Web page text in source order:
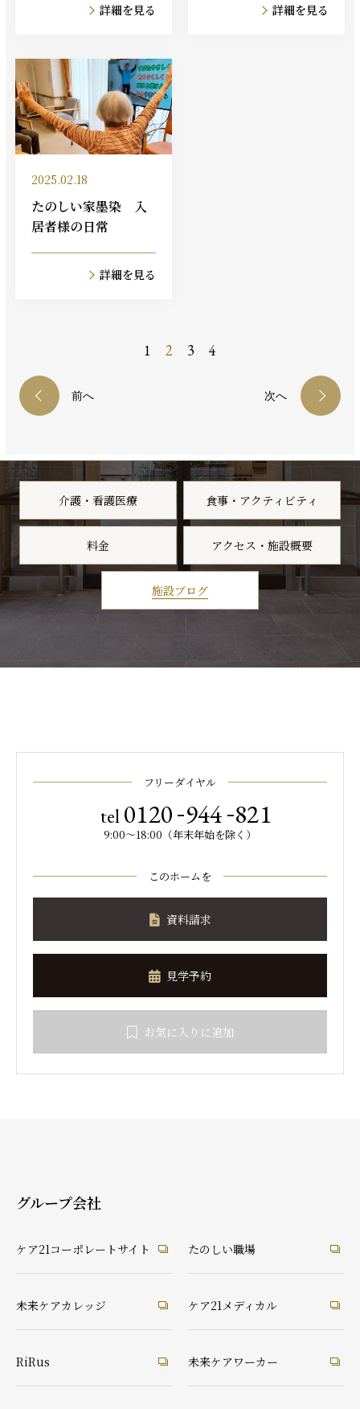
詳細を見る 詳細を見る
2025.02.18
たのしい家墨染 入
居者様の日常
詳細を見る
前へ
1 2 3 4
次へ
介護・看護医療 食事・アクティビティ
料金 アクセス・施設概要
施設ブログ
フリーダイヤル
tel0120-944-821
9:00～18:00（年末年始を除く）
このホームを
資料請求
見学予約
お気に入りに追加
グループ会社
ケア21コーポレートサイト たのしい職場
未来ケアカレッジ ケア21メディカル
RiRus 未来ケアワーカー